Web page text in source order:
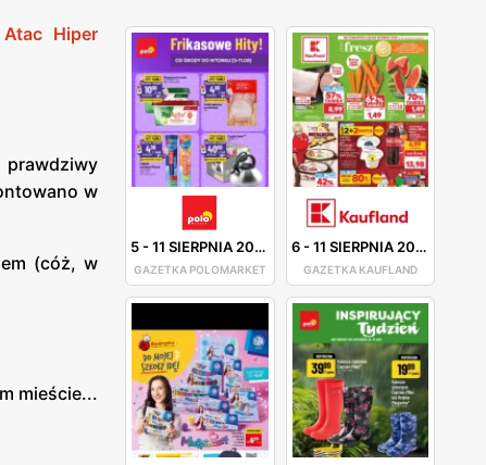
5-11 SIERPNIA 2026
GAZETKA POLOMARKET
6-11 SIERPNIA 2026
GAZETKA KAUFLAND
Atac Hiper
prawdziwy
w
(cóż, w
mieście...